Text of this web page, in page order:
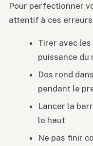
Pour perfectionner
attentif à ces
Tirer avec
puissance du
Dos rond
pendant le
Lancer la
le haut
Ne pas finir